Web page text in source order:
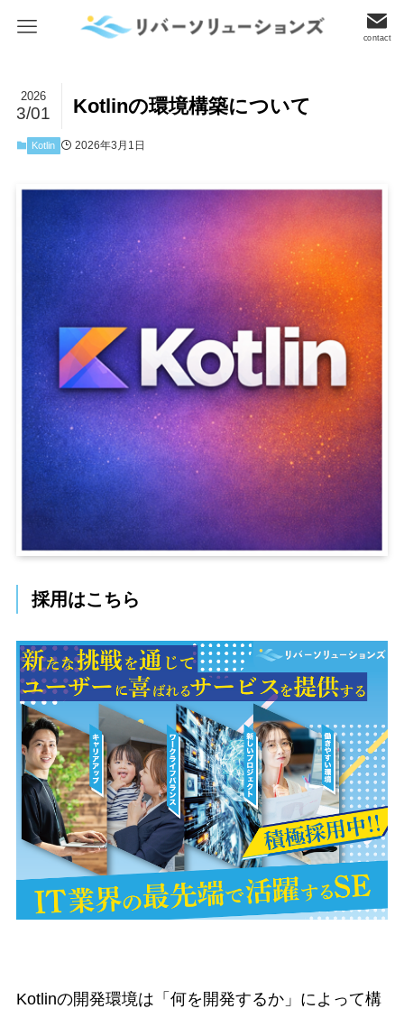
contact
Kotlinの環境構築について
2026
3/01
Kotlin 2026年3月1日
採用はこちら
Kotlinの開発環境は「何を開発するか」によって構